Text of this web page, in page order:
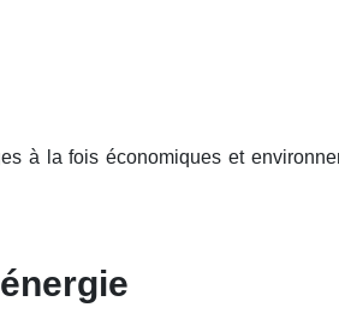
à la fois économiques et